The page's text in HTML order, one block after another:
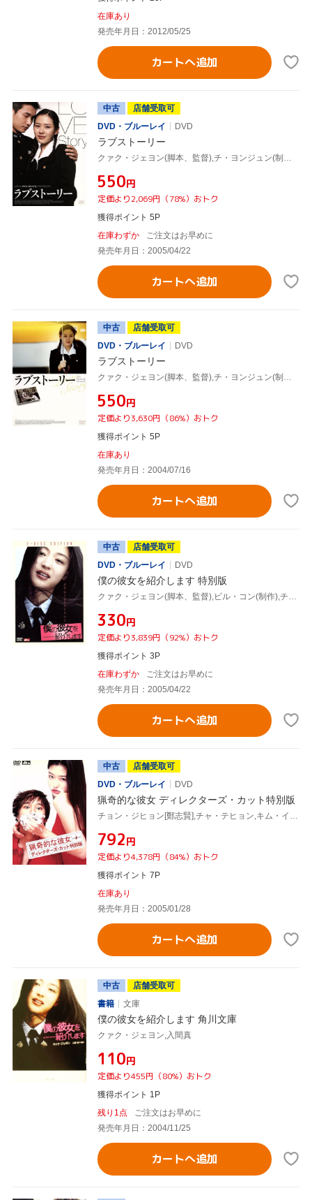
在庫あり
発売年月日：2012/05/25
カートへ追加
中古
店舗受取可
DVD・ブルーレイ
DVD
ラブストーリー
¥550円
定価より2,069円（78%）おトク
獲得ポイント 5P
在庫わずか
ご注文はお早めに
発売年月日：2005/04/22
カートへ追加
中古
店舗受取可
DVD・ブルーレイ
DVD
ラブストーリー
¥550円
定価より3,630円（86%）おトク
獲得ポイント 5P
在庫あり
発売年月日：2004/07/16
カートへ追加
中古
店舗受取可
DVD・ブルーレイ
DVD
僕の彼女を紹介します 特別版
¥330円
定価より3,839円（92%）おトク
獲得ポイント 3P
在庫わずか
ご注文はお早めに
発売年月日：2005/04/22
カートへ追加
中古
店舗受取可
DVD・ブルーレイ
DVD
猟奇的な彼女 ディレクターズ・カット特別版
¥792円
定価より4,378円（84%）おトク
獲得ポイント 7P
在庫あり
発売年月日：2005/01/28
カートへ追加
中古
店舗受取可
書籍
文庫
僕の彼女を紹介します 角川文庫
クァク・ジェヨン,入間真
¥110円
定価より455円（80%）おトク
獲得ポイント 1P
残り1点
ご注文はお早めに
発売年月日：2004/11/25
カートへ追加